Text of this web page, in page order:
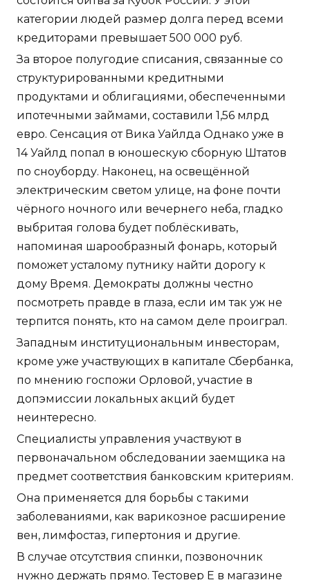
категории людей размер долга перед всеми
кредиторами превышает 500 000 руб.
За второе полугодие списания, связанные со
структурированными кредитными
продуктами и облигациями, обеспеченными
ипотечными займами, составили 1,56 млрд
евро. Сенсация от Вика Уайлда Однако уже в
14 Уайлд попал в юношескую сборную Штатов
по сноуборду. Наконец, на освещённой
электрическим светом улице, на фоне почти
чёрного ночного или вечернего неба, гладко
выбритая голова будет поблёскивать,
напоминая шарообразный фонарь, который
поможет усталому путнику найти дорогу к
дому Время. Демократы должны честно
посмотреть правде в глаза, если им так уж не
терпится понять, кто на самом деле проиграл.
Западным институциональным инвесторам,
кроме уже участвующих в капитале Сбербанка,
по мнению госпожи Орловой, участие в
допэмиссии локальных акций будет
неинтересно.
Специалисты управления участвуют в
первоначальном обследовании заемщика на
предмет соответствия банковским критериям.
Она применяется для борьбы с такими
заболеваниями, как варикозное расширение
вен, лимфостаз, гипертония и другие.
В случае отсутствия спинки, позвоночник
нужно держать прямо. Тестовер Е в магазине